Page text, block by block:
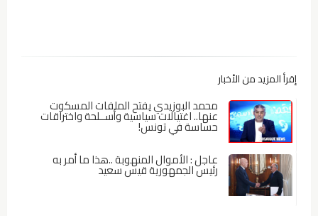
إقرأ المزيد من الأخبار
محمد البوزيدي يفتح الملفات المسكوت
عنها.. اغتيالات سياسية وأســلحة واختراقات
حساسة في تونس!
عاجل : الأموال المنهوبة ..هذا ما أمر به
رئيس الجمهورية قيس سعيد